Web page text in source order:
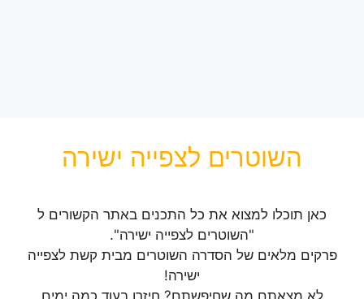
השוטרים לצפייה ישירה
כאן תוכלו למצוא את כל התכנים באתר הקשורים ל
"השוטרים לצפייה ישירה".
פרקים מלאים של הסדרה השוטרים מבית קשת לצפייה
ישירה!
לא מצאתם מה שחיפשתם? חיזרו בעוד כמה ימים